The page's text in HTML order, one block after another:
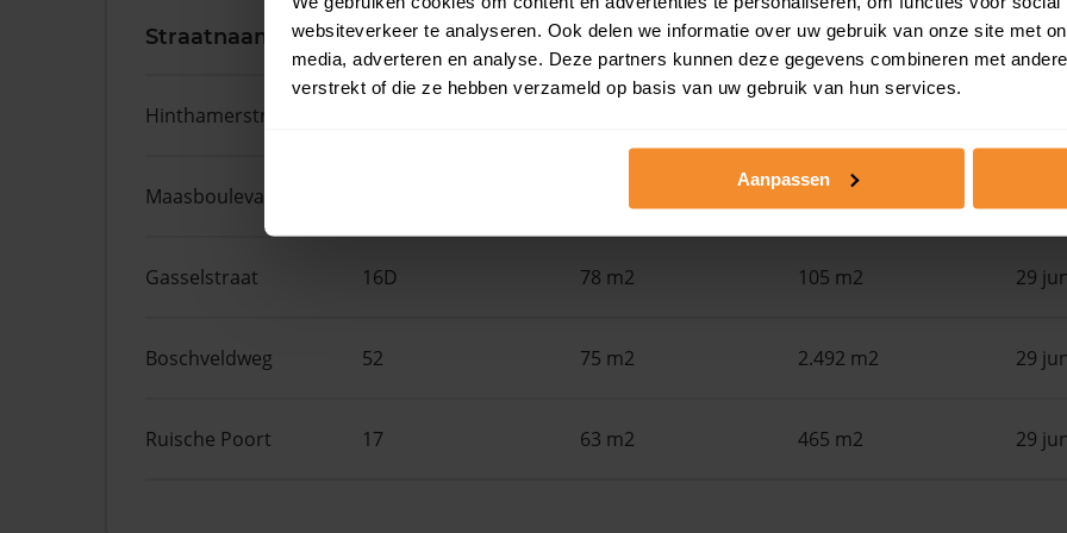
websiteverkeer te analyseren. Ook delen we informatie over uw gebruik van onze site met
media, adverteren en analyse. Deze partners kunnen deze gegevens combineren met
verstrekt of die ze hebben verzameld op basis van uw gebruik van hun services.
Aanpassen
Straatnaam Huisnr. Woonoppervlak Perceel
Hinthamerstraat
Maasboulevard 1.990 m2
Gasselstraat 16D 78 m2 105 m2 29
Boschveldweg 52 75 m2 2.492 m2 29
Ruische Poort 17 63 m2 465 m2 29